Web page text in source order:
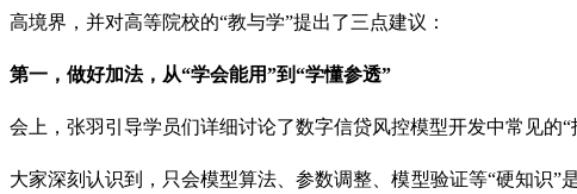
高境界，并对高等院校的“教与学”提出了三点建议：
第一，做好加法，从“学会能用”到“学懂参透”
会上，张羽引导学员们详细讨论了数字信贷风控模型开发中常见的“
大家深刻认识到，只会模型算法、参数调整、模型验证等“硬知识